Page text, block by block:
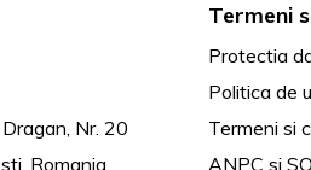
Nr. 20
Romania
Termeni
Protectia
Politica de
Termeni si
ANPC si